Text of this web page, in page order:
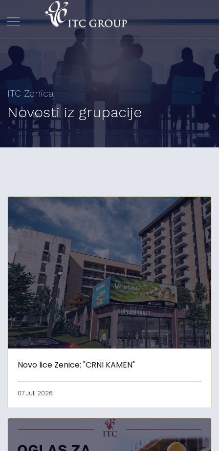
ITC Zenica
Novosti iz grupacije
Novo lice Zenice: "CRNI KAMEN"
07 Juli 2026